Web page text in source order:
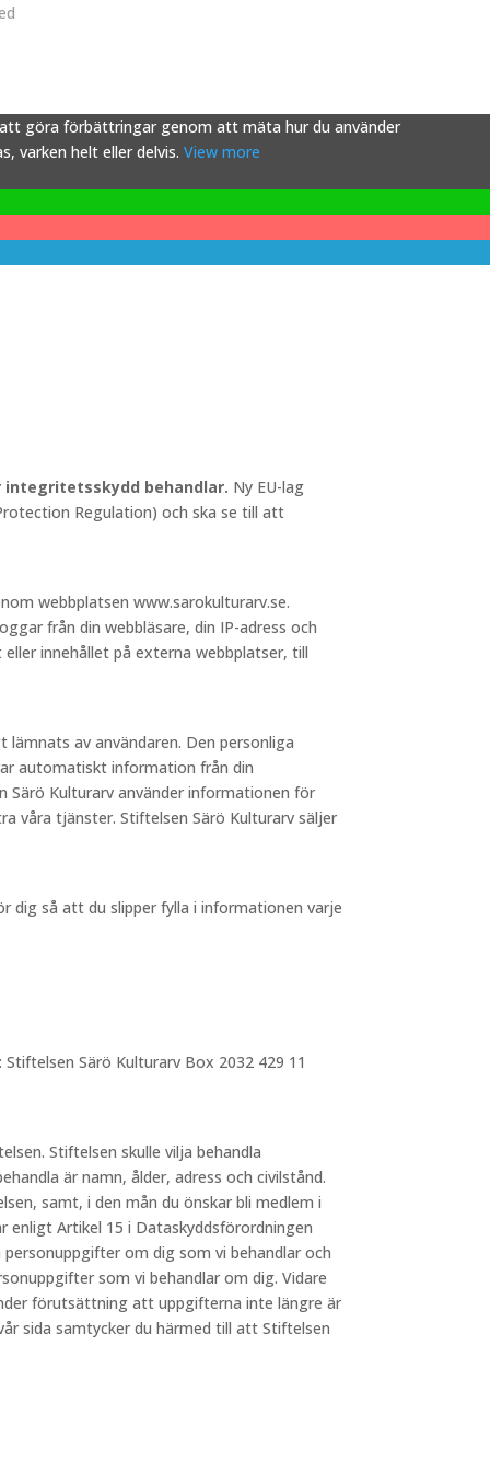
att göra förbättringar genom att mäta hur du använder
varken helt eller delvis. View more
behandlar. Ny EU-lag
Regulation) och ska se till att
webbplatsen www.sarokulturarv.se.
från din webbläsare, din IP-adress och
innehållet på externa webbplatser, till
av användaren. Den personliga
automatiskt information från din
Särö Kulturarv använder informationen för
våra tjänster. Stiftelsen Särö Kulturarv säljer
dig så att du slipper fylla i informationen varje
Särö Kulturarv Box 2032 429 11
Stiftelsen skulle vilja behandla
är namn, ålder, adress och civilstånd.
samt, i den mån du önskar bli medlem i
enligt Artikel 15 i Dataskyddsförordningen
om dig som vi behandlar och
som vi behandlar om dig. Vidare
förutsättning att uppgifterna inte längre är
sida samtycker du härmed till att Stiftelsen